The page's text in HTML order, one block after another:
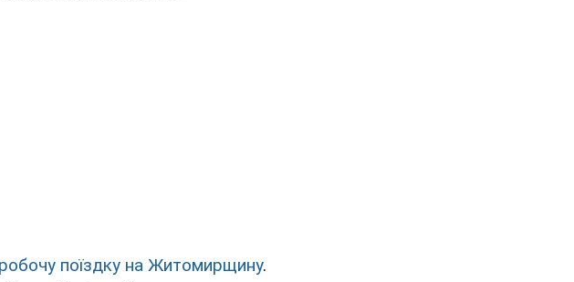
поїздку на Житомирщину.